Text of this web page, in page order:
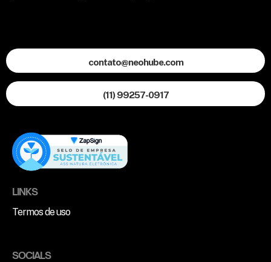
contato@neohube.com
(11) 99257-0917
LINKS
Termos de uso
SOCIALS